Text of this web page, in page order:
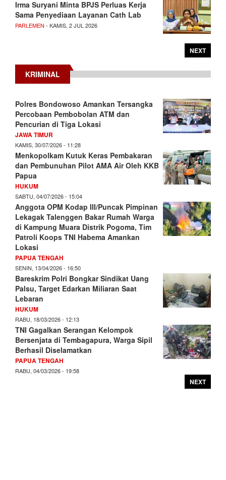
Irma Suryani Minta BPJS Perluas Kerja
Sama Penyediaan Layanan Cath Lab
PARLEMEN - KAMIS, 2 JUL 2026
NEXT
KRIMINAL
Polres Bondowoso Amankan Tersangka
Percobaan Pembobolan ATM dan
Pencurian di Tiga Lokasi
JAWA TIMUR
KAMIS, 30/07/2026 - 11:28
Menkopolkam Kutuk Keras Pembakaran
dan Pembunuhan Pilot AMA Air Oleh KKB
Papua
HUKUM
SABTU, 04/07/2026 - 15:04
Anggota OPM Kodap III/Puncak Pimpinan
Lekagak Talenggen Bakar Rumah Warga
di Kampung Muara Distrik Pogoma, Tim
Patroli Koops TNI Habema Amankan
Lokasi
PAPUA TENGAH
SENIN, 13/04/2026 - 16:50
Bareskrim Polri Bongkar Sindikat Uang
Palsu, Target Edarkan Miliaran Saat
Lebaran
HUKUM
RABU, 18/03/2026 - 12:13
TNI Gagalkan Serangan Kelompok
Bersenjata di Tembagapura, Warga Sipil
Berhasil Diselamatkan
PAPUA TENGAH
RABU, 04/03/2026 - 19:58
NEXT